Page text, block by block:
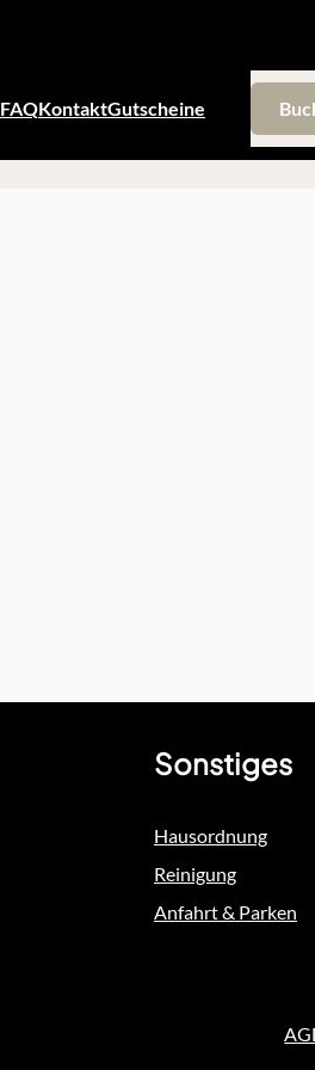
FAQKontaktGutscheine
Sonstiges
Hausordnung
Reinigung
Anfahrt & Parken